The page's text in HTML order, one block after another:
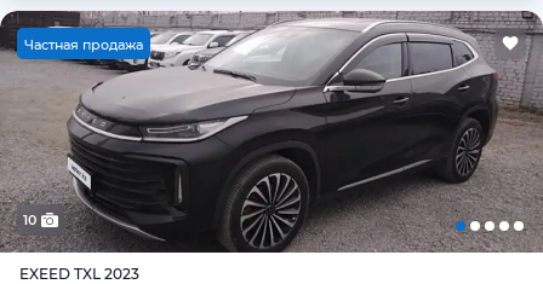
Частная продажа
10
EXEED TXL 2023